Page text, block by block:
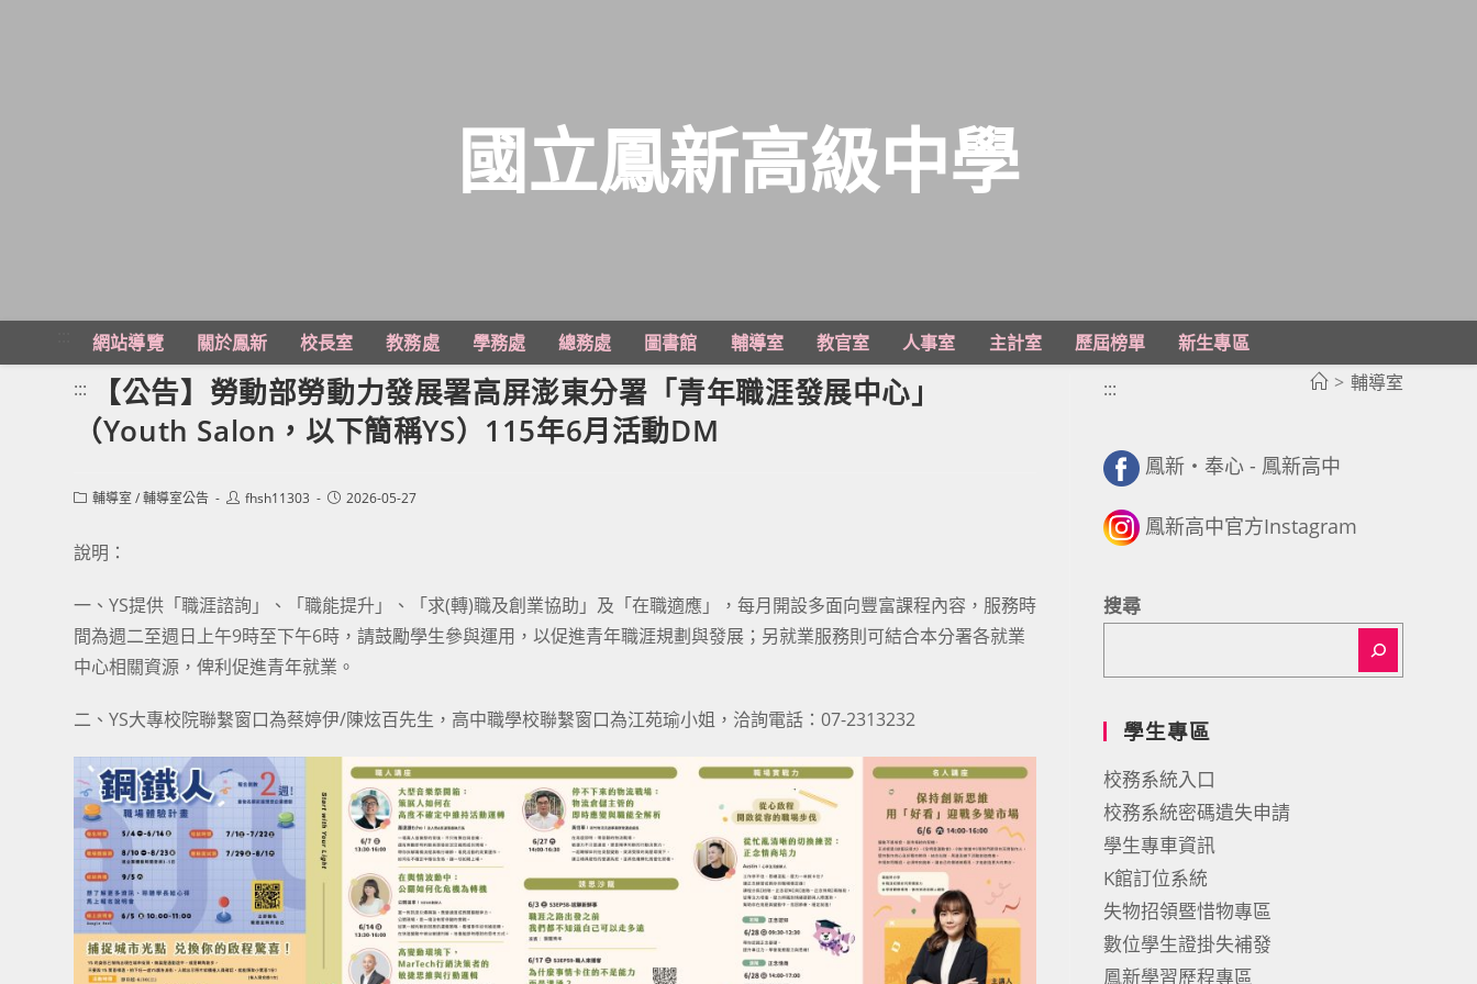
主
國立鳳新高級中學
網站導覽 關於鳳新 校長室 教務處 學務處 總務處 圖書館 輔導室 教官室 人事室 主計室 歷屆榜單
新生專區
> 輔導室
:::
【公告】勞動部勞動力發展署高屏澎東分署「青年職涯發展中心」
（Youth Salon，以下簡稱YS）115年6月活動DM
Post輔導室/輔導室公告
Postfhsh11303
Post2026-05-27
說明：
一、YS提供「職涯諮詢」、「職能提升」、「求(轉)職及創業協助」及「在職適應」，每月開設多面向豐富課程內容，服務時
間為週二至週日上午9時至下午6時，請鼓勵學生參與運用，以促進青年職涯規劃與發展；另就業服務則可結合本分署各就業
中心相關資源，俾利促進青年就業。
二、YS大專校院聯繫窗口為蔡婷伊/陳炫百先生，高中職學校聯繫窗口為江苑瑜小姐，洽詢電話：07-2313232
:::
鳳新・奉心 - 鳳新高中
鳳新高中官方Instagram
搜尋
學生專區
校務系統入口
校務系統密碼遺失申請
學生專車資訊
K館訂位系統
失物招領暨惜物專區
數位學生證掛失補發
鳳新學習歷程專區